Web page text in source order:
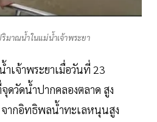
มาณน้ำในแม่น้ำเจ้าพระยา
เจ้าพระยาเมื่อวันที่ 23
ดวัดน้ำปากคลองตลาด สูง
ากอิทธิพลน้ำทะเลหนุนสูง